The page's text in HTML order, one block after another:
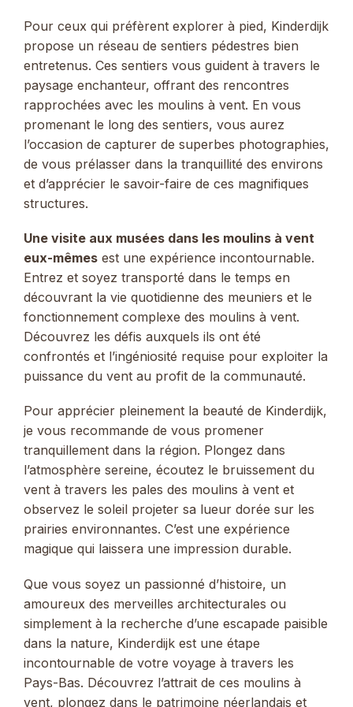
Pour ceux qui préfèrent explorer à pied, Kinderdijk
propose un réseau de sentiers pédestres bien
entretenus. Ces sentiers vous guident à travers le
paysage enchanteur, offrant des rencontres
rapprochées avec les moulins à vent. En vous
promenant le long des sentiers, vous aurez
l’occasion de capturer de superbes photographies,
de vous prélasser dans la tranquillité des environs
et d’apprécier le savoir-faire de ces magnifiques
structures.
Une visite aux musées dans les moulins à vent
eux-mêmes est une expérience incontournable.
Entrez et soyez transporté dans le temps en
découvrant la vie quotidienne des meuniers et le
fonctionnement complexe des moulins à vent.
Découvrez les défis auxquels ils ont été
confrontés et l’ingéniosité requise pour exploiter la
puissance du vent au profit de la communauté.
Pour apprécier pleinement la beauté de Kinderdijk,
je vous recommande de vous promener
tranquillement dans la région. Plongez dans
l’atmosphère sereine, écoutez le bruissement du
vent à travers les pales des moulins à vent et
observez le soleil projeter sa lueur dorée sur les
prairies environnantes. C’est une expérience
magique qui laissera une impression durable.
Que vous soyez un passionné d’histoire, un
amoureux des merveilles architecturales ou
simplement à la recherche d’une escapade paisible
dans la nature, Kinderdijk est une étape
incontournable de votre voyage à travers les
Pays-Bas. Découvrez l’attrait de ces moulins à
vent, plongez dans le patrimoine néerlandais et